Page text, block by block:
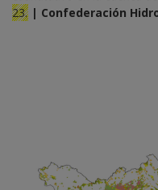
23. | Confederación